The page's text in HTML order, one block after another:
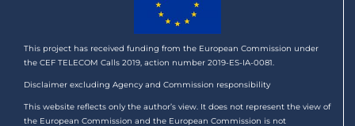
This project has received funding from the European Commission under
the CEF TELECOM Calls 2019, action number 2019-ES-IA-0081.
Disclaimer excluding Agency and Commission responsibility
This website reflects only the author’s view. It does not represent the view of
the European Commission and the European Commission is not